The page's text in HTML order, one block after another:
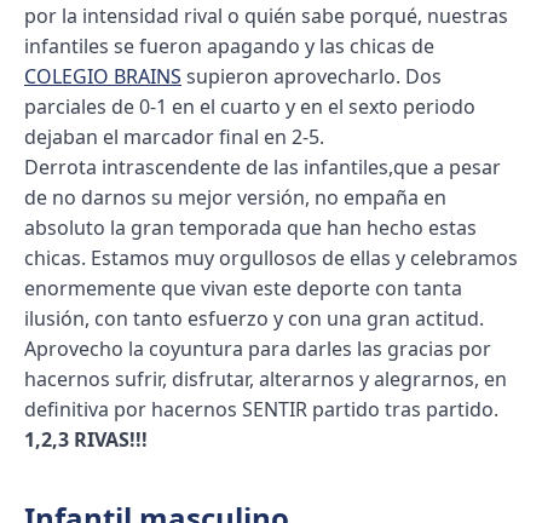
por la intensidad rival o quién sabe porqué, nuestras
infantiles se fueron apagando y las chicas de
COLEGIO BRAINS supieron aprovecharlo. Dos
parciales de 0-1 en el cuarto y en el sexto periodo
dejaban el marcador final en 2-5.
Derrota intrascendente de las infantiles,que a pesar
de no darnos su mejor versión, no empaña en
absoluto la gran temporada que han hecho estas
chicas. Estamos muy orgullosos de ellas y celebramos
enormemente que vivan este deporte con tanta
ilusión, con tanto esfuerzo y con una gran actitud.
Aprovecho la coyuntura para darles las gracias por
hacernos sufrir, disfrutar, alterarnos y alegrarnos, en
definitiva por hacernos SENTIR partido tras partido.
1,2,3 RIVAS!!!